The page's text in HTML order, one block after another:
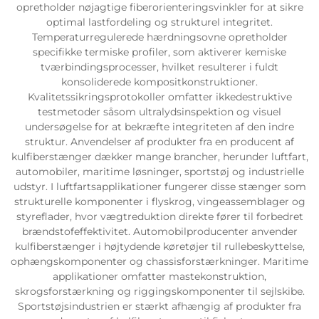
opretholder nøjagtige fiberorienteringsvinkler for at sikre
optimal lastfordeling og strukturel integritet.
Temperaturregulerede hærdningsovne opretholder
specifikke termiske profiler, som aktiverer kemiske
tværbindingsprocesser, hvilket resulterer i fuldt
konsoliderede kompositkonstruktioner.
Kvalitetssikringsprotokoller omfatter ikkedestruktive
testmetoder såsom ultralydsinspektion og visuel
undersøgelse for at bekræfte integriteten af den indre
struktur. Anvendelser af produkter fra en producent af
kulfiberstænger dækker mange brancher, herunder luftfart,
automobiler, maritime løsninger, sportstøj og industrielle
udstyr. I luftfartsapplikationer fungerer disse stænger som
strukturelle komponenter i flyskrog, vingeassemblager og
styreflader, hvor vægtreduktion direkte fører til forbedret
brændstofeffektivitet. Automobilproducenter anvender
kulfiberstænger i højtydende køretøjer til rullebeskyttelse,
ophængskomponenter og chassisforstærkninger. Maritime
applikationer omfatter mastekonstruktion,
skrogsforstærkning og riggingskomponenter til sejlskibe.
Sportstøjsindustrien er stærkt afhængig af produkter fra